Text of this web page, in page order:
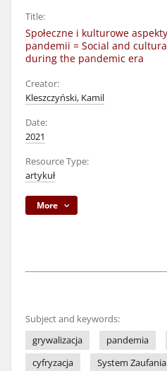
Title:
Społeczne i kulturowe
pandemii = Social and
during the pandemic era
Creator:
Kleszczyński, Kamil
Date:
2021
Resource Type:
artykuł
More
Subject and keywords:
grywalizacja
pandemia
cyfryzacja
System Zaufania